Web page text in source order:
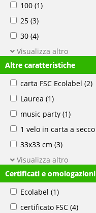
100 (1)
25 (3)
30 (4)
Visualizza altro
Altre caratteristiche
carta FSC Ecolabel (2)
Laurea (1)
music party (1)
1 velo in carta a secco
33x33 cm (3)
Visualizza altro
Certificati e omologazioni
Ecolabel (1)
certificato FSC (4)